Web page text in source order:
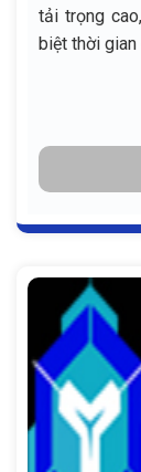
tải trọng
biệt thời gian